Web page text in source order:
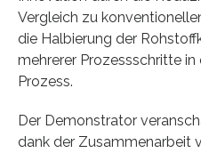
Vergleich zu
die Halbierung der
mehrerer Prozessschritte
Prozess.
Der Demonstrator
dank der Zusammenarbeit